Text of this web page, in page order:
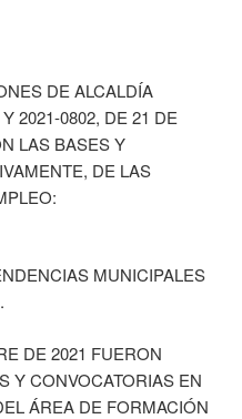
DE ALCALDÍA
2021-0802, DE 21 DE
LAS BASES Y
DE LAS
MUNICIPALES
DE 2021 FUERON
Y CONVOCATORIAS EN
ÁREA DE FORMACIÓN